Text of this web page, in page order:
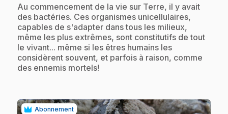
.Au commencement de la vie sur Terre, il y avait
des bactéries. Ces organismes unicellulaires,
capables de s'adapter dans tous les milieux,
même les plus extrêmes, sont constitutifs de tout
le vivant... même si les êtres humains les
considèrent souvent, et parfois à raison, comme
des ennemis mortels!
Abonnement